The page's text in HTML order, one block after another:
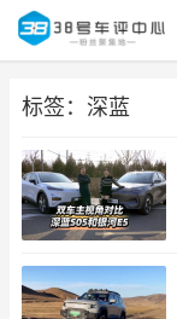
标签：深蓝